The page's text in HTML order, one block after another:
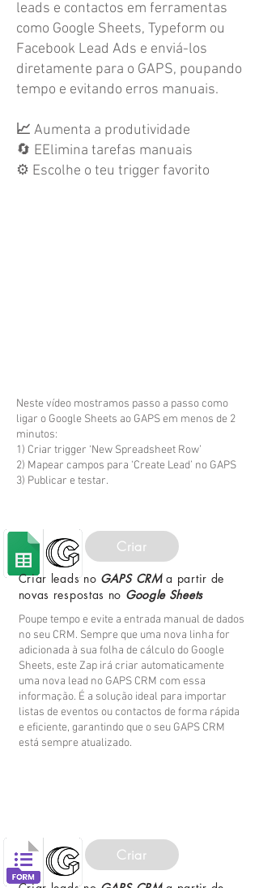
leads e contactos em ferramentas
como Google Sheets, Typeform ou
Facebook Lead Ads e enviá-los
diretamente para o GAPS, poupando
tempo e evitando erros manuais.
📈 Aumenta a produtividade
🔄 EElimina tarefas manuais
⚙️ Escolhe o teu trigger favorito
Neste vídeo mostramos passo a passo como
ligar o Google Sheets ao GAPS em menos de 2
minutos:
1) Criar trigger ‘New Spreadsheet Row’
2) Mapear campos para ‘Create Lead’ no GAPS
3) Publicar e testar.
Criar
Criar leads no GAPS CRMa partir de
novas respostas no Google Sheets
Poupe tempo e evite a entrada manual de dados
no seu CRM. Sempre que uma nova linha for
adicionada à sua folha de cálculo do Google
Sheets, este Zap irá criar automaticamente
uma nova lead no GAPS CRM com essa
informação. É a solução ideal para importar
listas de eventos ou contactos de forma rápida
e eficiente, garantindo que o seu GAPS CRM
está sempre atualizado.
Criar